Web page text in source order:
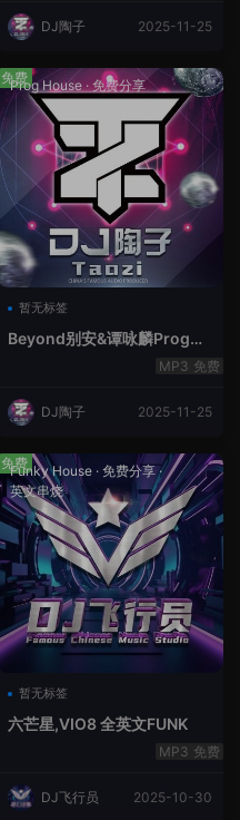
DJ陶子 2025-11-25
Prog House·免费分享
暂无标签
Beyond别安&谭咏麟ProgHo
免费
DJ陶子 2025-11-25
免费
Funky House · 免费分享·
英文串烧
暂无标签
六芒星,VIO8 全英文FUNK
免费
DJ飞行员 2025-10-30
免费